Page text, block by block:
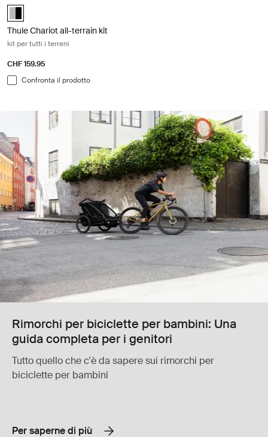
Alu-Black (selected)
Thule Chariot all-terrain kit
kit per tutti i terreni
CHF 159.95
Confronta il prodotto
Rimorchi per biciclette per bambini: Una
guida completa per i genitori
Tutto quello che c'è da sapere sui rimorchi per
biciclette per bambini
Per saperne di più